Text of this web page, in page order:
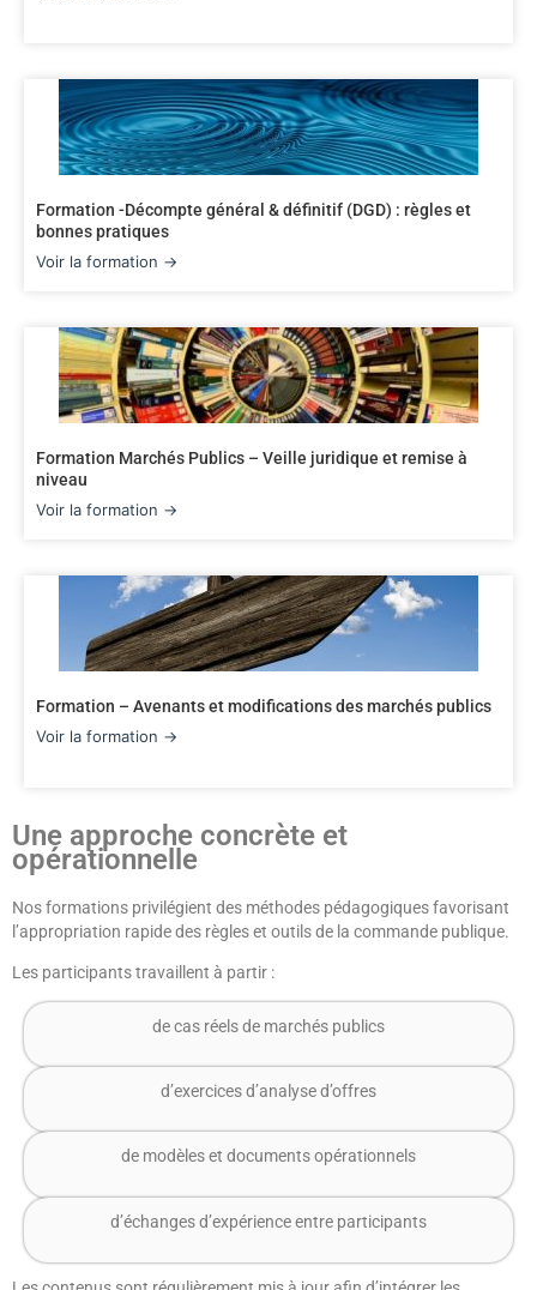
Formation -Décompte général & définitif (DGD) : règles et
bonnes pratiques
Voir la formation →
Formation Marchés Publics – Veille juridique et remise à
niveau
Voir la formation →
Formation – Avenants et modifications des marchés publics
Voir la formation →
Une approche concrète et
opérationnelle
Nos formations privilégient des méthodes pédagogiques favorisant
l’appropriation rapide des règles et outils de la commande publique.
Les participants travaillent à partir :
de cas réels de marchés publics
d’exercices d’analyse d’offres
de modèles et documents opérationnels
d’échanges d’expérience entre participants